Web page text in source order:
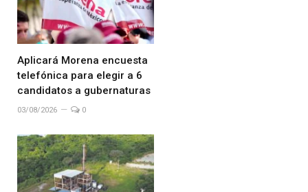
Aplicará Morena encuesta
telefónica para elegir a 6
candidatos a gubernaturas
03/08/2026 0